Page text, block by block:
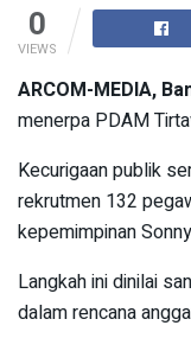
0
VIEWS
ARCOM-MEDIA,
menerpa PDAM
Kecurigaan publik
rekrutmen 132
kepemimpinan
Langkah ini dinilai
dalam rencana